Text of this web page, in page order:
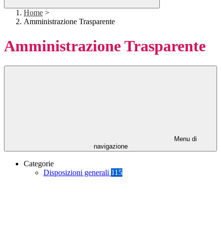
Home >
Amministrazione Trasparente
Amministrazione Trasparente
Menu di
navigazione
Categorie
Disposizioni generali 115